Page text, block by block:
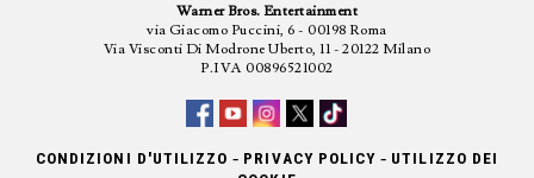
Warner Bros. Entertainment
via Giacomo Puccini, 6 - 00198 Roma
Via Visconti Di Modrone Uberto, 11 - 20122 Milano
P.IVA 00896521002
CONDIZIONI D'UTILIZZO - PRIVACY POLICY - UTILIZZO DEI